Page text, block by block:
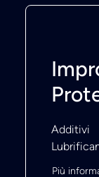
Additivi
Più